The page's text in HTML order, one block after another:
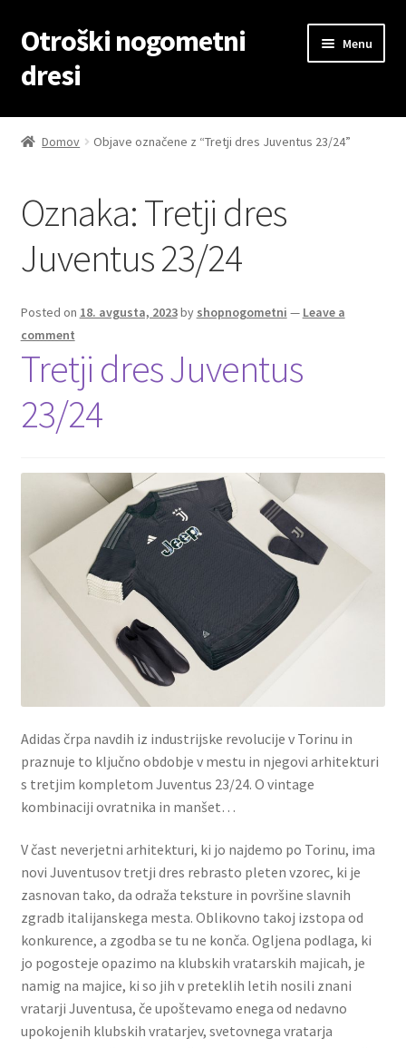
Skip
to
navigation
Skip
to
content
Otroški nogometni
dresi
Menu
Domov
Kontaktiraj nas
Košarica
Moj račun
Trgovina
Zaključek nakupa
Domov Objave označene z “Tretji dres Juventus 23/24”
Oznaka:Tretji dres
Juventus 23/24
Posted on 18. avgusta, 2023by shopnogometni — Leave a
comment
Tretji dres Juventus
23/24
Adidas črpa navdih iz industrijske revolucije v Torinu in
praznuje to ključno obdobje v mestu in njegovi arhitekturi
s tretjim kompletom Juventus 23/24. O vintage
kombinaciji ovratnika in manšet…
V čast neverjetni arhitekturi, ki jo najdemo po Torinu, ima
novi Juventusov tretji dres rebrasto pleten vzorec, ki je
zasnovan tako, da odraža teksture in površine slavnih
zgradb italijanskega mesta. Oblikovno takoj izstopa od
konkurence, a zgodba se tu ne konča. Ogljena podlaga, ki
jo pogosteje opazimo na klubskih vratarskih majicah, je
namig na majice, ki so jih v preteklih letih nosili znani
vratarji Juventusa, če upoštevamo enega od nedavno
upokojenih klubskih vratarjev, svetovnega vratarja